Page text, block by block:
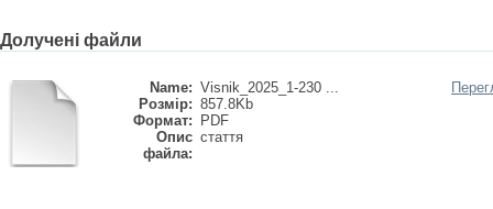
Долучені файли
Name: Visnik_2025_1-230 ...
Розмір: 857.8Kb
Формат:
PDF
Опис
файла:
стаття